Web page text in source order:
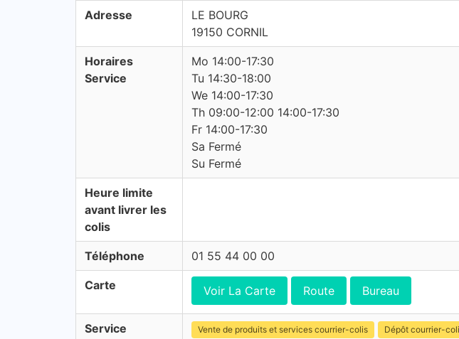
Adresse
LE BOURG
19150 CORNIL
Horaires
Service
Mo 14:00-17:30
Tu 14:30-18:00
We 14:00-17:30
Th 09:00-12:00 14:00-17:30
Fr 14:00-17:30
Sa Fermé
Su Fermé
Heure limite
avant livrer les
colis
Téléphone 01 55 44 00 00
Carte Voir La Carte Route Bureau
Service Vente de produits et services courrier-colis Dépôt courrier-